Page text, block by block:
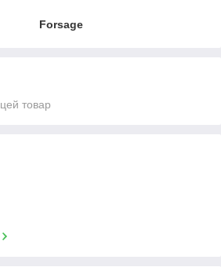
Forsage
товар